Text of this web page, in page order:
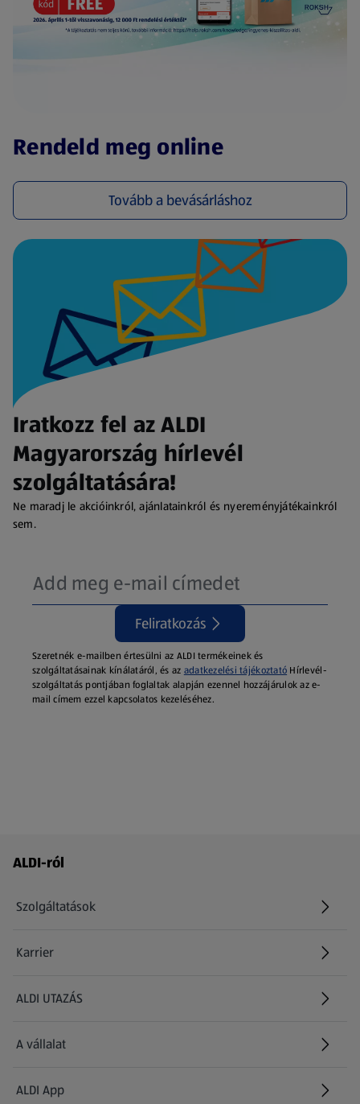
Rendeld meg online
Tovább a bevásárláshoz
(új oldalon nyílik meg)
Iratkozz fel az ALDI
Magyarország hírlevél
szolgáltatására!
Ne maradj le akcióinkról, ajánlatainkról és nyereményjátékainkról
sem.
Feliratkozás
Szeretnék e-mailben értesülni az ALDI termékeinek és
szolgáltatásainak kínálatáról, és az adatkezelési tájékoztató Hírlevél-
szolgáltatás pontjában foglaltak alapján ezennel hozzájárulok az e-
mail címem ezzel kapcsolatos kezeléséhez.
Láblécmenü - további linkek
ALDI-ról
Szolgáltatások
Karrier
(új oldalon nyílik meg)
ALDI UTAZÁS
(új oldalon nyílik meg)
A vállalat
ALDI App